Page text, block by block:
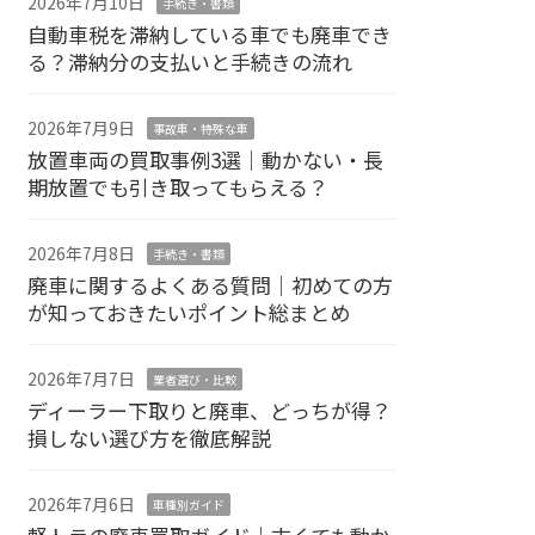
自動車税を滞納している車でも廃車でき
る？滞納分の支払いと手続きの流れ
2026年7月9日 事故車・特殊な車
放置車両の買取事例3選｜動かない・長
期放置でも引き取ってもらえる？
2026年7月8日 手続き・書類
廃車に関するよくある質問｜初めての方
が知っておきたいポイント総まとめ
2026年7月7日 業者選び・比較
ディーラー下取りと廃車、どっちが得？
損しない選び方を徹底解説
2026年7月6日 車種別ガイド